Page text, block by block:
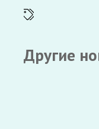
Другие